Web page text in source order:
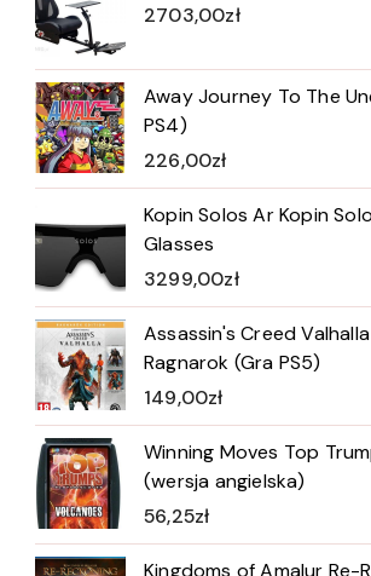
2703,00zł
Away Journey To The
PS4)
226,00zł
Kopin Solos Ar Kopin
Glasses
3299,00zł
Assassin's Creed
Ragnarok (Gra PS5)
149,00zł
Winning Moves Top
(wersja angielska)
56,25zł
Kingdoms of Amalur Re-